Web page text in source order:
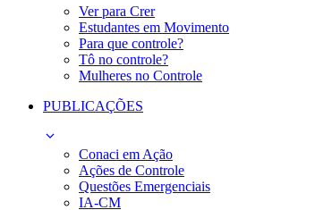
Ver para Crer
Estudantes em Movimento
Para que controle?
Tô no controle?
Mulheres no Controle
PUBLICAÇÕES
Conaci em Ação
Ações de Controle
Questões Emergenciais
IA-CM